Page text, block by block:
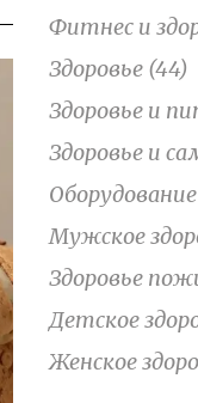
Фитнес и
Здоровье (44)
Здоровье и
Здоровье и
Мужское
Здоровье
Детское
Женское